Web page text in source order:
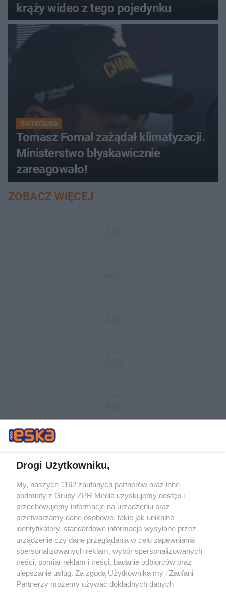
krąży wideo z tego pojedynku
SIATKÓWKA
Tomasz Fornal zażądał klimatyzacji.
Ministerstwo błyskawicznie
zareagowało!
ZOBACZ WIĘCEJ
Żaden utwór zamieszczony w serwisie nie może być powielany i
rozpowszechniany lub dalej rozpowszechniany w jakikolwiek sposób (w
tym także elektroniczny lub mechaniczny) na jakimkolwiek polu
eksploatacji w jakiejkolwiek formie, włącznie z umieszczaniem w
Internecie bez pisemnej zgody właściciela praw. Jakiekolwiek użycie lub
wykorzystanie utworów w całości lub w części z naruszeniem prawa,
tzn. bez właściwej zgody, jest zabronione pod groźbą kary i może być
ścigane prawnie.
Drogi Użytkowniku,
My, naszych 1162 zaufanych partnerów oraz inne
podmioty z Grupy ZPR Media uzyskujemy dostęp i
przechowujemy informacje na urządzeniu oraz
przetwarzamy dane osobowe, takie jak unikalne
identyfikatory, standardowe informacje wysyłane przez
urządzenie czy dane przeglądania w celu zapewniania
spersonalizowanych reklam, wybór spersonalizowanych
treści, pomiar reklam i treści, badanie odbiorców oraz
ulepszanie usług. Za zgodą Użytkownika my i Zaufani
Partnerzy możemy używać dokładnych danych